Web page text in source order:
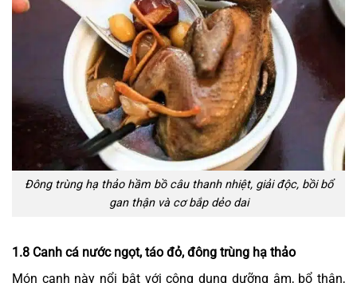
Đông trùng hạ thảo hầm bồ câu thanh nhiệt, giải độc, bồi bổ
gan thận và cơ bắp dẻo dai
1.8 Canh cá nước ngọt, táo đỏ, đông trùng hạ thảo
Món canh này nổi bật với công dụng dưỡng âm, bổ thận,